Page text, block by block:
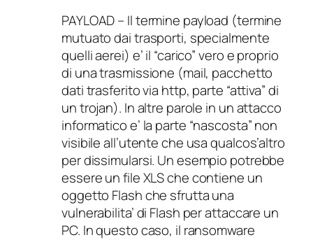
PAYLOAD – Il termine payload (termine
mutuato dai trasporti, specialmente
quelli aerei) e’ il “carico” vero e proprio
di una trasmissione (mail, pacchetto
dati trasferito via http, parte “attiva” di
un trojan). In altre parole in un attacco
informatico e’ la parte “nascosta” non
visibile all’utente che usa qualcos’altro
per dissimularsi. Un esempio potrebbe
essere un file XLS che contiene un
oggetto Flash che sfrutta una
vulnerabilita’ di Flash per attaccare un
PC. In questo caso, il ransomware